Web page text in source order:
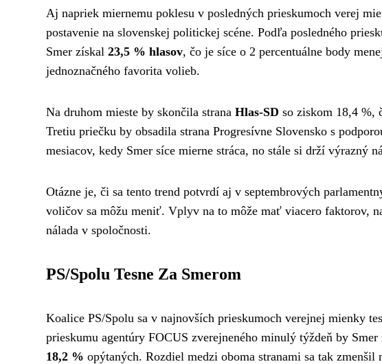
Aj napriek miernemu poklesu v posledných prieskumoch verej
postavenie na slovenskej politickej scéne. Podľa posledného
Smer získal 23,5 % hlasov, čo je síce o 2 percentuálne body
jednoznačného favorita volieb.
Na druhom mieste by skončila strana Hlas-SD so ziskom 18,4 %,
Tretiu priečku by obsadila strana Progresívne Slovensko s
mesiacov, kedy Smer síce mierne stráca, no stále si drží výrazný
Otázne je, či sa tento trend potvrdí aj v septembrových
voličov sa môžu meniť. Vplyv na to môže mať viacero faktorov,
nálada v spoločnosti.
PS/Spolu Tesne Za Smerom
Koalice PS/Spolu sa v najnovších prieskumoch verejnej mienky
prieskumu agentúry FOCUS zverejneného minulý týždeň by Smer
18,2 % opýtaných. Rozdiel medzi oboma stranami sa tak zmenšil